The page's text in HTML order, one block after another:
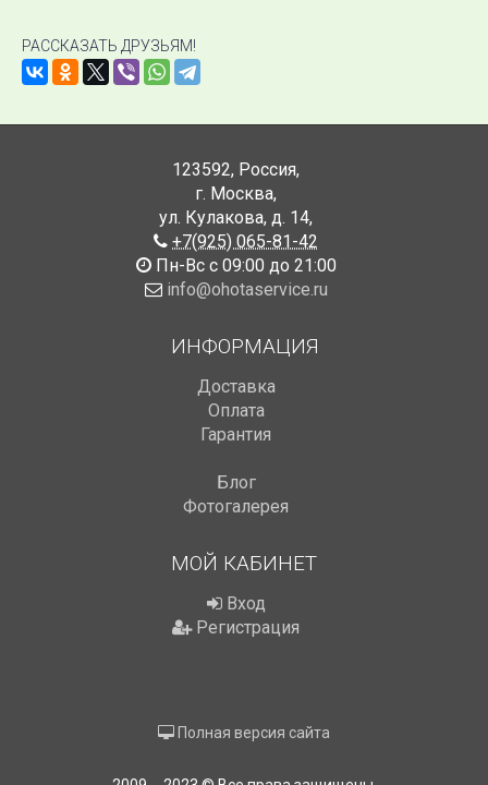
РАССКАЗАТЬ ДРУЗЬЯМ!
123592, Россия,
г. Москва,
ул. Кулакова, д. 14,
+7(925) 065-81-42
Пн-Вс с 09:00 до 21:00
info@ohotaservice.ru
ИНФОРМАЦИЯ
Доставка
Оплата
Гарантия
Блог
Фотогалерея
МОЙ КАБИНЕТ
Вход
Регистрация
Полная версия сайта